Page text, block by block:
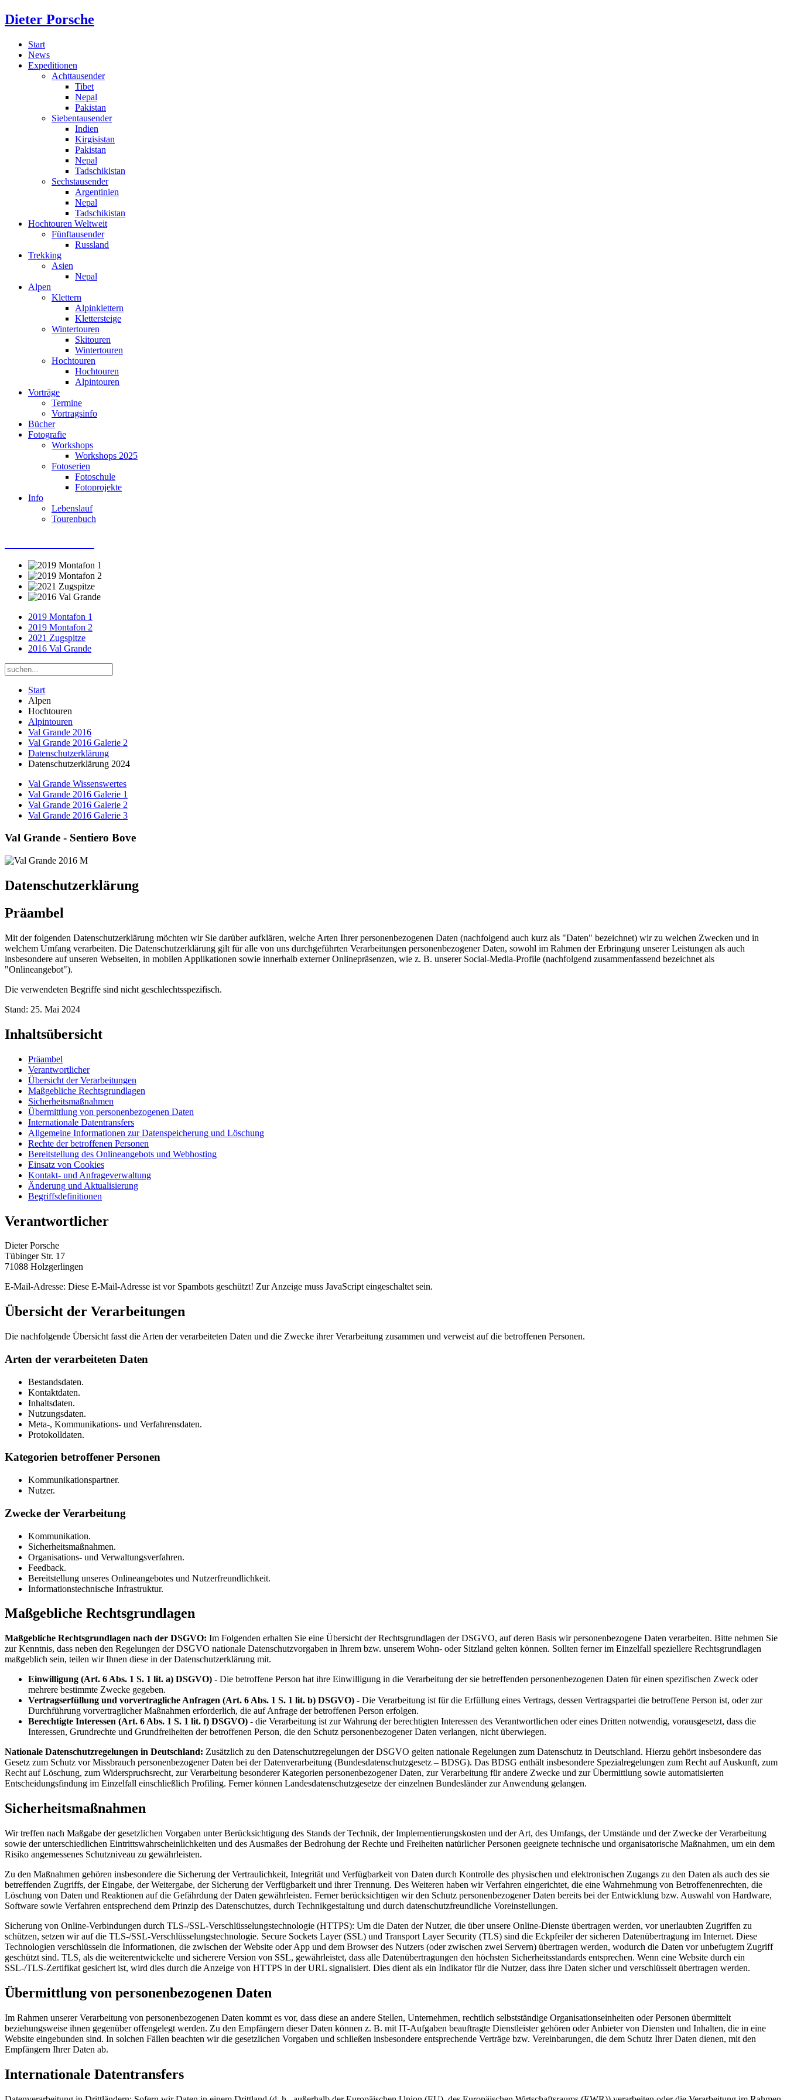
Dieter Porsche
Start
News
Expeditionen
Achttausender
Tibet
Nepal
Pakistan
Siebentausender
Indien
Kirgisistan
Pakistan
Nepal
Tadschikistan
Sechstausender
Argentinien
Nepal
Tadschikistan
Hochtouren Weltweit
Fünftausender
Russland
Trekking
Asien
Nepal
Alpen
Klettern
Alpinklettern
Klettersteige
Wintertouren
Skitouren
Wintertouren
Hochtouren
Hochtouren
Alpintouren
Vorträge
Termine
Vortragsinfo
Bücher
Fotografie
Workshops
Workshops 2025
Fotoserien
Fotoschule
Fotoprojekte
Info
Lebenslauf
Tourenbuch
2019 Montafon 1
2019 Montafon 2
2021 Zugspitze
2016 Val Grande
Start
Alpen
Hochtouren
Alpintouren
Val Grande 2016
Val Grande 2016 Galerie 2
Datenschutzerklärung
Datenschutzerklärung 2024
Val Grande Wissenswertes
Val Grande 2016 Galerie 1
Val Grande 2016 Galerie 2
Val Grande 2016 Galerie 3
Val Grande - Sentiero Bove
Datenschutzerklärung
Präambel
Mit der folgenden Datenschutzerklärung möchten wir Sie darüber aufklären, welche Arten Ihrer personenbezogenen Daten (nachfolgend auch kurz als "Daten" bezeichnet) wir zu welchen Zwecken und in
welchem Umfang verarbeiten. Die Datenschutzerklärung gilt für alle von uns durchgeführten Verarbeitungen personenbezogener Daten, sowohl im Rahmen der Erbringung unserer Leistungen als auch
insbesondere auf unseren Webseiten, in mobilen Applikationen sowie innerhalb externer Onlinepräsenzen, wie z. B. unserer Social-Media-Profile (nachfolgend zusammenfassend bezeichnet als
"Onlineangebot").
Die verwendeten Begriffe sind nicht geschlechtsspezifisch.
Stand: 25. Mai 2024
Inhaltsübersicht
Präambel
Verantwortlicher
Übersicht der Verarbeitungen
Maßgebliche Rechtsgrundlagen
Sicherheitsmaßnahmen
Übermittlung von personenbezogenen Daten
Internationale Datentransfers
Allgemeine Informationen zur Datenspeicherung und Löschung
Rechte der betroffenen Personen
Bereitstellung des Onlineangebots und Webhosting
Einsatz von Cookies
Kontakt- und Anfrageverwaltung
Änderung und Aktualisierung
Begriffsdefinitionen
Verantwortlicher
Dieter Porsche
Tübinger Str. 17
71088 Holzgerlingen
E-Mail-Adresse: Diese E-Mail-Adresse ist vor Spambots geschützt! Zur Anzeige muss JavaScript eingeschaltet sein.
Übersicht der Verarbeitungen
Die nachfolgende Übersicht fasst die Arten der verarbeiteten Daten und die Zwecke ihrer Verarbeitung zusammen und verweist auf die betroffenen Personen.
Arten der verarbeiteten Daten
Bestandsdaten.
Kontaktdaten.
Inhaltsdaten.
Nutzungsdaten.
Meta-, Kommunikations- und Verfahrensdaten.
Protokolldaten.
Kategorien betroffener Personen
Kommunikationspartner.
Nutzer.
Zwecke der Verarbeitung
Kommunikation.
Sicherheitsmaßnahmen.
Organisations- und Verwaltungsverfahren.
Feedback.
Bereitstellung unseres Onlineangebotes und Nutzerfreundlichkeit.
Informationstechnische Infrastruktur.
Maßgebliche Rechtsgrundlagen
Maßgebliche Rechtsgrundlagen nach der DSGVO: Im Folgenden erhalten Sie eine Übersicht der Rechtsgrundlagen der DSGVO, auf deren Basis wir personenbezogene Daten verarbeiten. Bitte nehmen Sie
zur Kenntnis, dass neben den Regelungen der DSGVO nationale Datenschutzvorgaben in Ihrem bzw. unserem Wohn- oder Sitzland gelten können. Sollten ferner im Einzelfall speziellere Rechtsgrundlagen
maßgeblich sein, teilen wir Ihnen diese in der Datenschutzerklärung mit.
Einwilligung (Art. 6 Abs. 1 S. 1 lit. a) DSGVO) - Die betroffene Person hat ihre Einwilligung in die Verarbeitung der sie betreffenden personenbezogenen Daten für einen spezifischen Zweck oder
mehrere bestimmte Zwecke gegeben.
Vertragserfüllung und vorvertragliche Anfragen (Art. 6 Abs. 1 S. 1 lit. b) DSGVO) - Die Verarbeitung ist für die Erfüllung eines Vertrags, dessen Vertragspartei die betroffene Person ist, oder zur
Durchführung vorvertraglicher Maßnahmen erforderlich, die auf Anfrage der betroffenen Person erfolgen.
Berechtigte Interessen (Art. 6 Abs. 1 S. 1 lit. f) DSGVO) - die Verarbeitung ist zur Wahrung der berechtigten Interessen des Verantwortlichen oder eines Dritten notwendig, vorausgesetzt, dass die
Interessen, Grundrechte und Grundfreiheiten der betroffenen Person, die den Schutz personenbezogener Daten verlangen, nicht überwiegen.
Nationale Datenschutzregelungen in Deutschland: Zusätzlich zu den Datenschutzregelungen der DSGVO gelten nationale Regelungen zum Datenschutz in Deutschland. Hierzu gehört insbesondere das
Gesetz zum Schutz vor Missbrauch personenbezogener Daten bei der Datenverarbeitung (Bundesdatenschutzgesetz – BDSG). Das BDSG enthält insbesondere Spezialregelungen zum Recht auf Auskunft, zum
Recht auf Löschung, zum Widerspruchsrecht, zur Verarbeitung besonderer Kategorien personenbezogener Daten, zur Verarbeitung für andere Zwecke und zur Übermittlung sowie automatisierten
Entscheidungsfindung im Einzelfall einschließlich Profiling. Ferner können Landesdatenschutzgesetze der einzelnen Bundesländer zur Anwendung gelangen.
Sicherheitsmaßnahmen
Wir treffen nach Maßgabe der gesetzlichen Vorgaben unter Berücksichtigung des Stands der Technik, der Implementierungskosten und der Art, des Umfangs, der Umstände und der Zwecke der Verarbeitung
sowie der unterschiedlichen Eintrittswahrscheinlichkeiten und des Ausmaßes der Bedrohung der Rechte und Freiheiten natürlicher Personen geeignete technische und organisatorische Maßnahmen, um ein dem
Risiko angemessenes Schutzniveau zu gewährleisten.
Zu den Maßnahmen gehören insbesondere die Sicherung der Vertraulichkeit, Integrität und Verfügbarkeit von Daten durch Kontrolle des physischen und elektronischen Zugangs zu den Daten als auch des sie
betreffenden Zugriffs, der Eingabe, der Weitergabe, der Sicherung der Verfügbarkeit und ihrer Trennung. Des Weiteren haben wir Verfahren eingerichtet, die eine Wahrnehmung von Betroffenenrechten, die
Löschung von Daten und Reaktionen auf die Gefährdung der Daten gewährleisten. Ferner berücksichtigen wir den Schutz personenbezogener Daten bereits bei der Entwicklung bzw. Auswahl von Hardware,
Software sowie Verfahren entsprechend dem Prinzip des Datenschutzes, durch Technikgestaltung und durch datenschutzfreundliche Voreinstellungen.
Sicherung von Online-Verbindungen durch TLS-/SSL-Verschlüsselungstechnologie (HTTPS): Um die Daten der Nutzer, die über unsere Online-Dienste übertragen werden, vor unerlaubten Zugriffen zu
schützen, setzen wir auf die TLS-/SSL-Verschlüsselungstechnologie. Secure Sockets Layer (SSL) und Transport Layer Security (TLS) sind die Eckpfeiler der sicheren Datenübertragung im Internet. Diese
Technologien verschlüsseln die Informationen, die zwischen der Website oder App und dem Browser des Nutzers (oder zwischen zwei Servern) übertragen werden, wodurch die Daten vor unbefugtem Zugriff
geschützt sind. TLS, als die weiterentwickelte und sicherere Version von SSL, gewährleistet, dass alle Datenübertragungen den höchsten Sicherheitsstandards entsprechen. Wenn eine Website durch ein
SSL-/TLS-Zertifikat gesichert ist, wird dies durch die Anzeige von HTTPS in der URL signalisiert. Dies dient als ein Indikator für die Nutzer, dass ihre Daten sicher und verschlüsselt übertragen werden.
Übermittlung von personenbezogenen Daten
Im Rahmen unserer Verarbeitung von personenbezogenen Daten kommt es vor, dass diese an andere Stellen, Unternehmen, rechtlich selbstständige Organisationseinheiten oder Personen übermittelt
beziehungsweise ihnen gegenüber offengelegt werden. Zu den Empfängern dieser Daten können z. B. mit IT-Aufgaben beauftragte Dienstleister gehören oder Anbieter von Diensten und Inhalten, die in eine
Website eingebunden sind. In solchen Fällen beachten wir die gesetzlichen Vorgaben und schließen insbesondere entsprechende Verträge bzw. Vereinbarungen, die dem Schutz Ihrer Daten dienen, mit den
Empfängern Ihrer Daten ab.
Internationale Datentransfers